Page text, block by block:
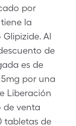
por
la
Al
de
es de
por una
Liberación
de venta
tabletas de